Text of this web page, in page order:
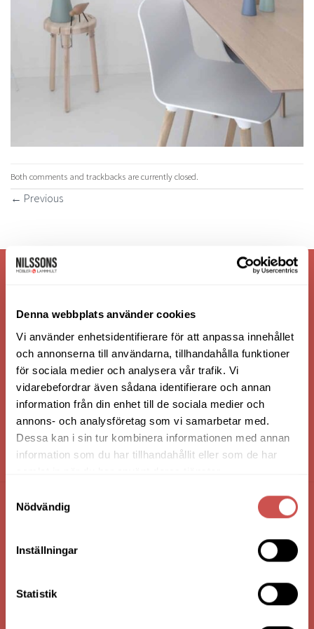
Denna webbplats använder cookies
Vi använder enhetsidentifierare för att anpassa innehållet
och annonserna till användarna, tillhandahålla funktioner
för sociala medier och analysera vår trafik. Vi
vidarebefordrar även sådana identifierare och annan
information från din enhet till de sociala medier och
annons- och analysföretag som vi samarbetar med.
Dessa kan i sin tur kombinera informationen med annan
information som du har tillhandahållit eller som de har
Nödvändig
Inställningar
Statistik
Both comments and trackbacks are currently closed.
← Previous
HANDLA VIA: BUTIK - WEBBSHOP - TELEFON
FÖRETAGSUPPGIFTER
Nilssons Möbler i Lammhult
Org. Nummer: 556062-1780